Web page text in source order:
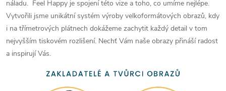
náladu. Feel Happy je spojení této vize a toho, co umíme nejlépe.
Vytvořili jsme unikátní systém výroby velkoformátových obrazů, kdy
i na třímetrových plátnech dokážeme zachytit každý detail v tom
nejvyšším tiskovém rozlišení. Nechť Vám naše obrazy přináší radost
a inspirují Vás.